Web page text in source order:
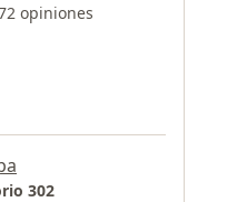
opiniones
302